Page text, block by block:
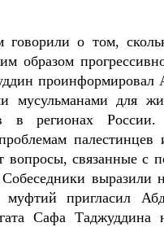
о том,
образом
проинформировал
мусульманами для
в регионах
связанные с
выразили
муфтий пригласил
Сафа Таджуддина